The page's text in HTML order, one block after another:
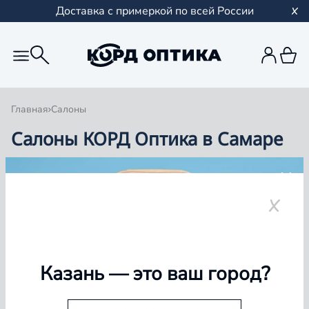
Доставка с примеркой по всей России
Главная Салоны
Салоны КОРД Оптика в Самаре
Группа компаний «Корд Оптика» - это более 100
Казань— это ваш город?